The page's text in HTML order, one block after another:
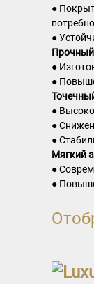
●
●
Прочный
●
●
●
●
●
Мягкий
●
●